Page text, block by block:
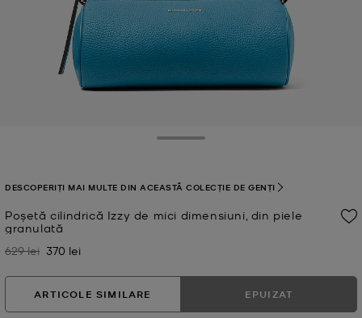
Poșetă cilindrică Izzy de mici dimensiuni, din piele
granulată
A fost
629 lei Acum
370 lei
DESCOPERIȚI MAI MULTE DIN ACEASTĂ COLECȚIE DE GENȚI
ARTICOLE SIMILARE EPUIZAT